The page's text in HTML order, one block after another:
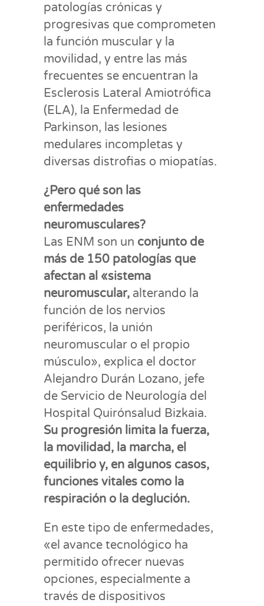
patologías crónicas y
progresivas que comprometen
la función muscular y la
movilidad, y entre las más
frecuentes se encuentran la
Esclerosis Lateral Amiotrófica
(ELA), la Enfermedad de
Parkinson, las lesiones
medulares incompletas y
diversas distrofias o miopatías.
¿Pero qué son las
enfermedades
neuromusculares?
Las ENM son un conjunto de
más de 150 patologías que
afectan al «sistema
neuromuscular, alterando la
función de los nervios
periféricos, la unión
neuromuscular o el propio
músculo», explica el doctor
Alejandro Durán Lozano, jefe
de Servicio de Neurología del
Hospital Quirónsalud Bizkaia.
Su progresión limita la fuerza,
la movilidad, la marcha, el
equilibrio y, en algunos casos,
funciones vitales como la
respiración o la deglución.
En este tipo de enfermedades,
«el avance tecnológico ha
permitido ofrecer nuevas
opciones, especialmente a
través de dispositivos